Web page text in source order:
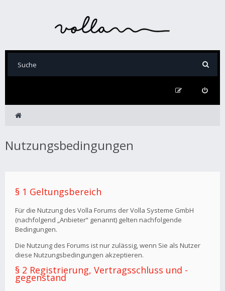
Nutzungsbedingungen
§ 1 Geltungsbereich
Für die Nutzung des Volla Forums der Volla Systeme GmbH
(nachfolgend „Anbieter“ genannt) gelten nachfolgende
Bedingungen.
Die Nutzung des Forums ist nur zulässig, wenn Sie als Nutzer
diese Nutzungsbedingungen akzeptieren.
§ 2 Registrierung, Vertragsschluss und -
gegenstand